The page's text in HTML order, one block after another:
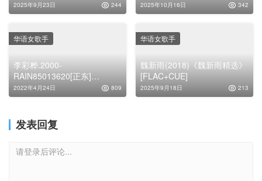
2025年9月23日 244 2025年10月16日 342
李彩桦.2000-
RAIN85013620[正东]
[WAV+CUE]
2022年4月24日 809
华语女歌手
魏新雨(2018)《魏新雨精选》
[FLAC+CUE]
2025年9月18日 213
华语女歌手
发表回复
请登录后评论...